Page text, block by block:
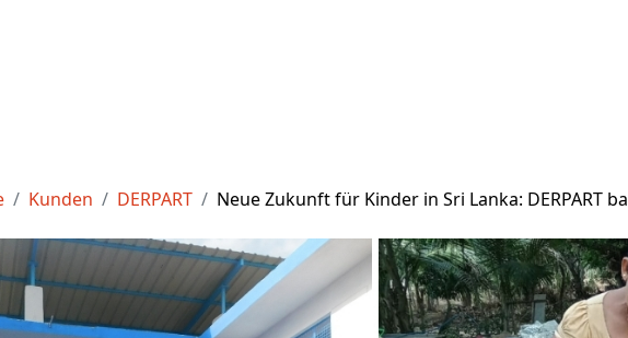
Kunden DERPART Neue Zukunft für Kinder in Sri Lanka: DERPART